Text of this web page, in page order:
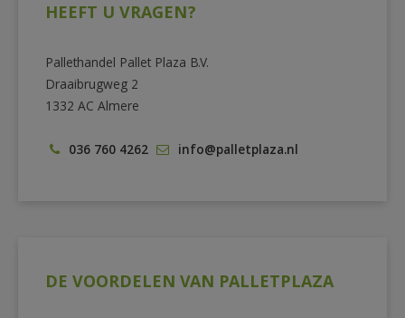
HEEFT U VRAGEN?
Pallethandel Pallet Plaza B.V.
Draaibrugweg 2
1332 AC Almere
036 760 4262 info@palletplaza.nl
DE VOORDELEN VAN PALLETPLAZA